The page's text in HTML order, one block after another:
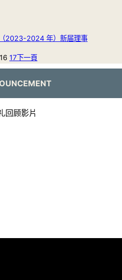
2023-2024 年）新届理事
16 17下一頁
回顾影片